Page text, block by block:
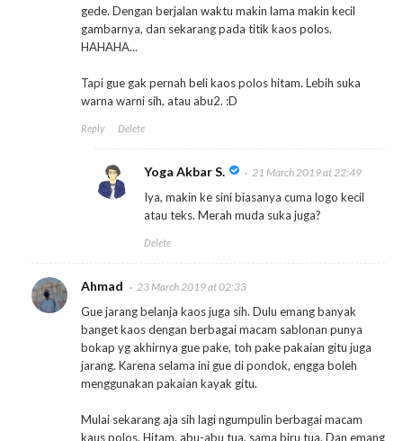
gede. Dengan berjalan waktu makin lama makin kecil
gambarnya, dan sekarang pada titik kaos polos.
HAHAHA...
Tapi gue gak pernah beli kaos polos hitam. Lebih suka
warna warni sih, atau abu2. :D
Reply Delete
Yoga Akbar S. 21 March 2019 at 22:49
Iya, makin ke sini biasanya cuma logo kecil
atau teks. Merah muda suka juga?
Delete
Ahmad 23 March 2019 at 02:33
Gue jarang belanja kaos juga sih. Dulu emang banyak
banget kaos dengan berbagai macam sablonan punya
bokap yg akhirnya gue pake, toh pake pakaian gitu juga
jarang. Karena selama ini gue di pondok, engga boleh
menggunakan pakaian kayak gitu.
Mulai sekarang aja sih lagi ngumpulin berbagai macam
kaus polos. Hitam, abu-abu tua, sama biru tua. Dan emang